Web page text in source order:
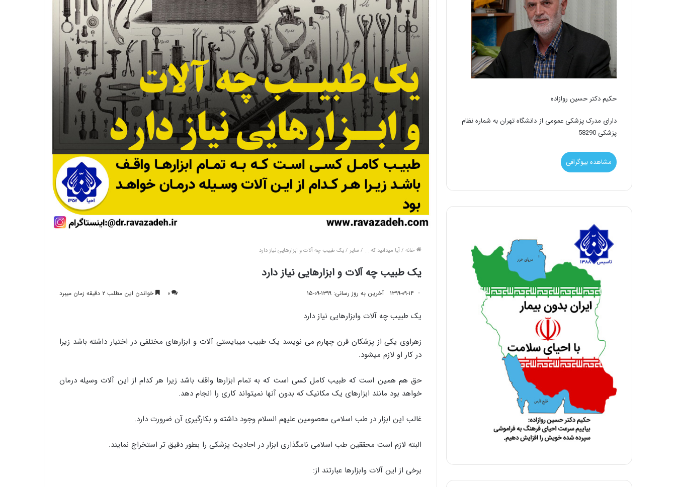
خانه /آیا میدانید که ... / سایر /یک طبیب چه آلات و ابزارهایی نیاز دارد
یک طبیب چه آلات و ابزارهایی نیاز دارد
۱۳۹۹-۰۹-۱۴ آخرین به روز رسانی: ۱۳۹۹-۰۹-۱۵ ۰ خواندن این مطلب ۲ دقیقه زمان میبرد
یک طبیب چه آلات وابزارهایی نیاز دارد
زهراوی یکی از پزشکان قرن چهارم می نویسد یک طبیب میبایستی آلات و ابزارهای مختلفی در اختیار داشته باشد زیرا
در کار او لازم میشود.
حق هم همین است که طبیب کامل کسی است که به تمام ابزارها واقف باشد زیرا هر کدام از این آلات وسیله درمان
خواهد بود مانند ابزارهای یک مکانیک که بدون آنها نمیتواند کاری را انجام دهد.
غالب این ابزار در طب اسلامی معصومین علیهم السلام وجود داشته و بکارگیری آن ضرورت دارد.
البته لازم است محققین طب اسلامی نامگذاری ابزار در احادیث پزشکی را بطور دقیق تر استخراج نمایند.
برخی از این آلات وابزارها عبارتند از:
حکیم دکتر حسین روازاده
دارای مدرک پزشکی عمومی از دانشگاه تهران به شماره نظام
پزشکی 58290
مشاهده بیوگرافی